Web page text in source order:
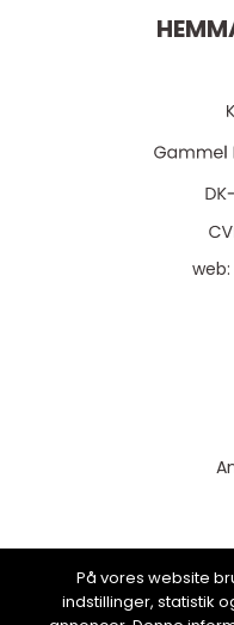
web:
På vores website
indstillinger, statistik